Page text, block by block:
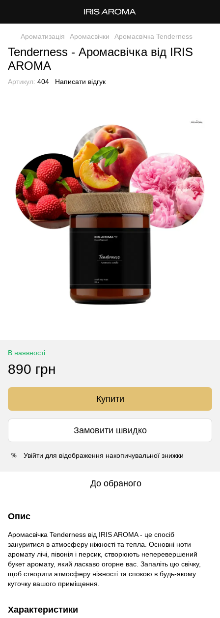
Ароматизація Аромасвічки Аромасвічка Tenderness
Tenderness - Аромасвічка від IRIS
AROMA
Артикул: 404 Написати відгук
В наявності
890 грн
Купити
Замовити швидко
% Увійти для відображення накопичувальної знижки
До обраного
Опис
Аромасвічка Tenderness від IRIS AROMA - це спосіб
зануритися в атмосферу ніжності та тепла. Основні ноти
аромату лічі, півонія і персик, створюють неперевершений
букет аромату, який ласкаво огорне вас. Запаліть цю свічку,
щоб створити атмосферу ніжності та спокою в будь-якому
куточку вашого приміщення.
Характеристики